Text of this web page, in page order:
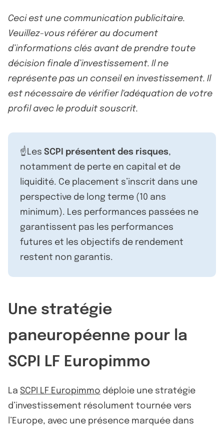
Ceci est une communication publicitaire.
Veuillez-vous référer au document
d’informations clés avant de prendre toute
décision finale d’investissement. Il ne
représente pas un conseil en investissement. Il
est nécessaire de vérifier l'adéquation de votre
profil avec le produit souscrit.
☝️Les SCPI présentent des risques,
notamment de perte en capital et de
liquidité. Ce placement s’inscrit dans une
perspective de long terme (10 ans
minimum). Les performances passées ne
garantissent pas les performances
futures et les objectifs de rendement
restent non garantis.
Une stratégie
paneuropéenne pour la
SCPI LF Europimmo
La SCPI LF Europimmo déploie une stratégie
d’investissement résolument tournée vers
l’Europe, avec une présence marquée dans